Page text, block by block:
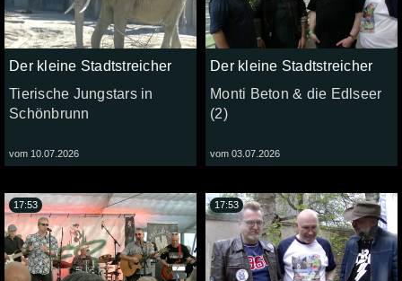
Der kleine Stadtstreicher
Tierische Jungstars in
Schönbrunn
vom 10.07.2026
Der kleine Stadtstreicher
Monti Beton & die Edlseer
(2)
vom 03.07.2026
17:53 17:53